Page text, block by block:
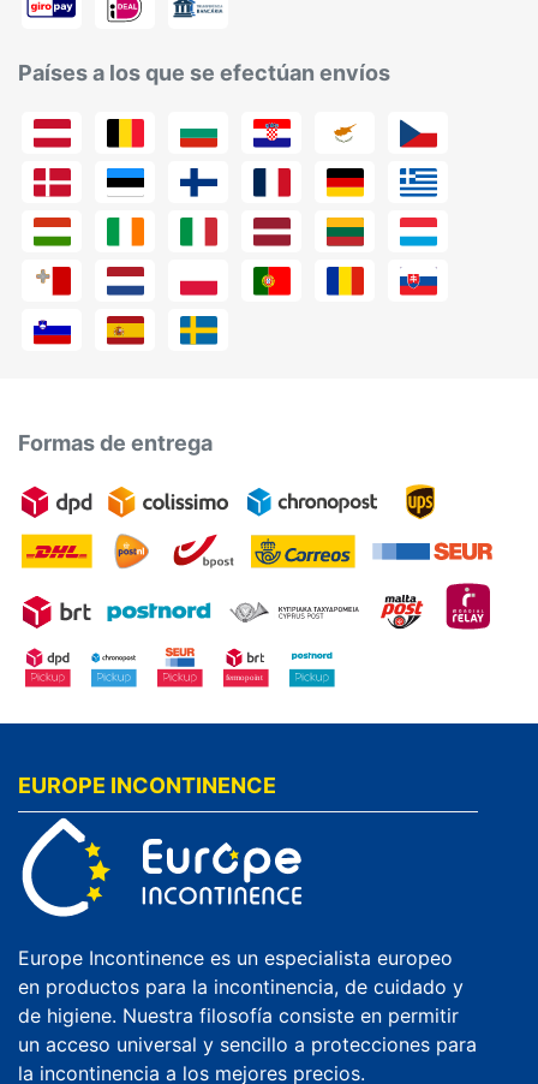
Países a los que se efectúan envíos
Formas de entrega
EUROPE INCONTINENCE
Europe Incontinence es un especialista europeo
en productos para la incontinencia, de cuidado y
de higiene. Nuestra filosofía consiste en permitir
un acceso universal y sencillo a protecciones para
la incontinencia a los mejores precios.